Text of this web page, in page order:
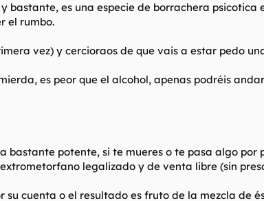
bastante, es una especie de borrachera
el rumbo.
vez) y cercioraos de que vais a estar pedo
es peor que el alcohol, apenas podréis
bastante potente, si te mueres o te pasa algo
legalizado y de venta libre (sin
su cuenta o el resultado es fruto de la mezcla de